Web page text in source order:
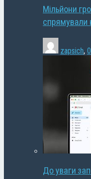
Мільйони
спрямували
zapsich,
До уваги